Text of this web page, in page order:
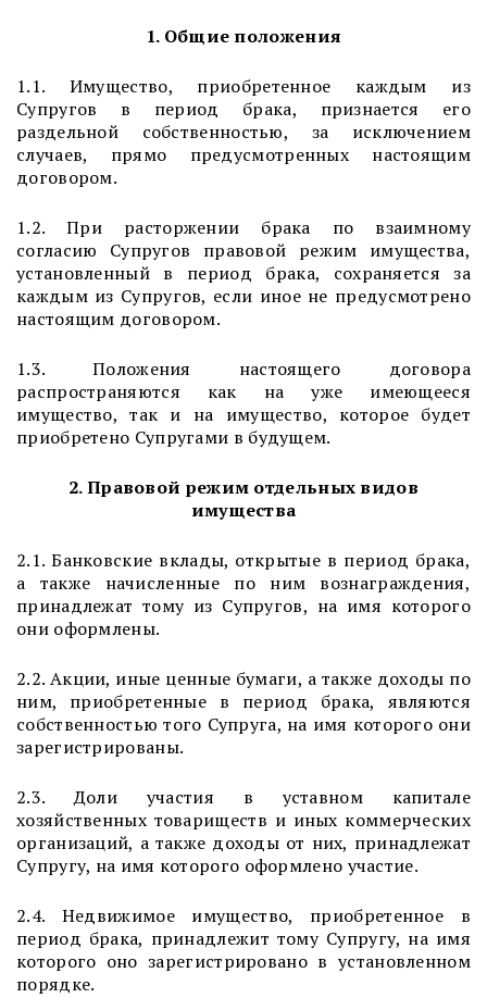
1. Общие положения
1.1. Имущество, приобретенное каждым из
Супругов в период брака, признается его
раздельной собственностью, за исключением
случаев, прямо предусмотренных настоящим
договором.
1.2. При расторжении брака по взаимному
согласию Супругов правовой режим имущества,
установленный в период брака, сохраняется за
каждым из Супругов, если иное не предусмотрено
настоящим договором.
1.3. Положения настоящего договора
распространяются как на уже имеющееся
имущество, так и на имущество, которое будет
приобретено Супругами в будущем.
2. Правовой режим отдельных видов
имущества
2.1. Банковские вклады, открытые в период брака,
а также начисленные по ним вознаграждения,
принадлежат тому из Супругов, на имя которого
они оформлены.
2.2. Акции, иные ценные бумаги, а также доходы по
ним, приобретенные в период брака, являются
собственностью того Супруга, на имя которого они
зарегистрированы.
2.3. Доли участия в уставном капитале
хозяйственных товариществ и иных коммерческих
организаций, а также доходы от них, принадлежат
Супругу, на имя которого оформлено участие.
2.4. Недвижимое имущество, приобретенное в
период брака, принадлежит тому Супругу, на имя
которого оно зарегистрировано в установленном
порядке.